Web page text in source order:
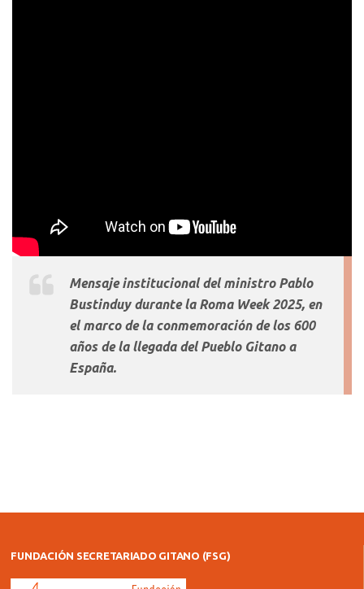
Mensaje institucional del ministro Pablo
Bustinduy durante la Roma Week2025, en
el marco de la conmemoración de los 600
años de la llegada del Pueblo Gitano a
España.
FUNDACIÓN SECRETARIADO GITANO (FSG)